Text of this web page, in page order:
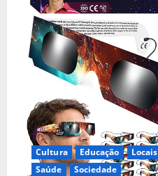
Cultura Educação Locais
Saúde
Sociedade